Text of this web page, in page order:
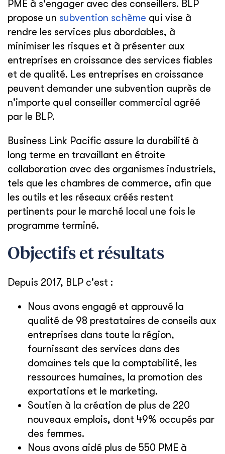
PME à s'engager avec des conseillers. BLP
propose un subvention schème qui vise à
rendre les services plus abordables, à
minimiser les risques et à présenter aux
entreprises en croissance des services fiables
et de qualité. Les entreprises en croissance
peuvent demander une subvention auprès de
n'importe quel conseiller commercial agréé
par le BLP.
Business Link Pacific assure la durabilité à
long terme en travaillant en étroite
collaboration avec des organismes industriels,
tels que les chambres de commerce, afin que
les outils et les réseaux créés restent
pertinents pour le marché local une fois le
programme terminé.
Objectifs et résultats
Depuis 2017, BLP c'est :
Nous avons engagé et approuvé la
qualité de 98 prestataires de conseils aux
entreprises dans toute la région,
fournissant des services dans des
domaines tels que la comptabilité, les
ressources humaines, la promotion des
exportations et le marketing.
Soutien à la création de plus de 220
nouveaux emplois, dont 49% occupés par
des femmes.
Nous avons aidé plus de 550 PME à